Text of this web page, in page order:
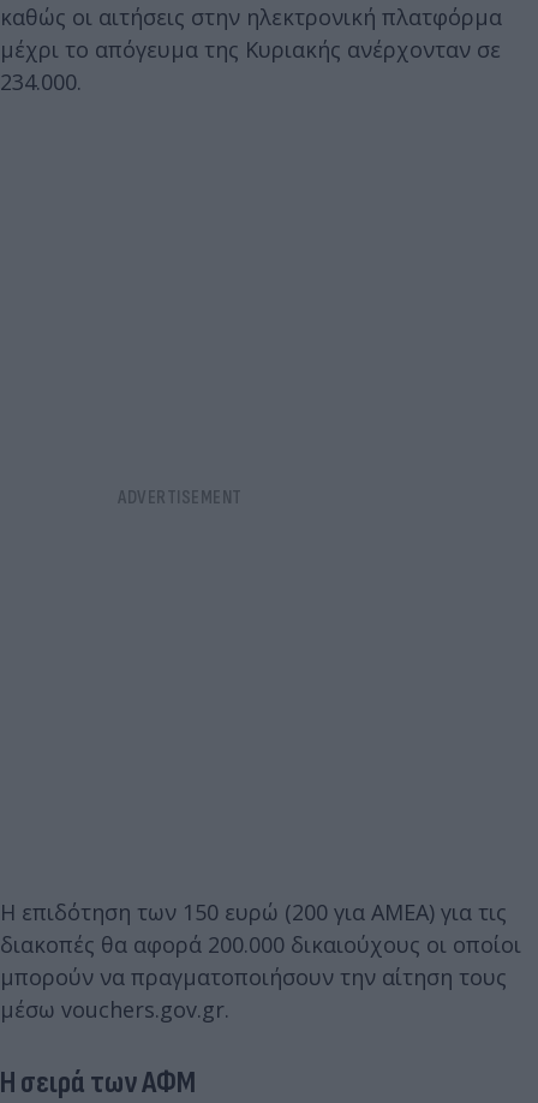
καθώς οι αιτήσεις στην ηλεκτρονική πλατφόρμα
μέχρι το απόγευμα της Κυριακής ανέρχονταν σε
234.000.
Η επιδότηση των 150 ευρώ (200 για ΑΜΕΑ) για τις
διακοπές θα αφορά 200.000 δικαιούχους οι οποίοι
μπορούν να πραγματοποιήσουν την αίτηση τους
μέσω vouchers.gov.gr.
Η σειρά των ΑΦΜ